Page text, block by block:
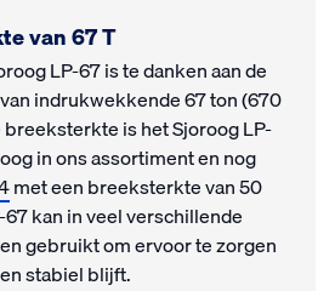
van 67 T
LP-67 is te danken aan de
indrukwekkende 67 ton (670
is het Sjoroog LP-
in ons assortiment en nog
met een breeksterkte van 50
kan in veel verschillende
gebruikt om ervoor te zorgen
stabiel blijft.